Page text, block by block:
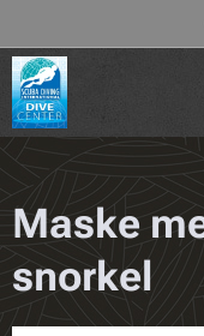
Maske
snorkel